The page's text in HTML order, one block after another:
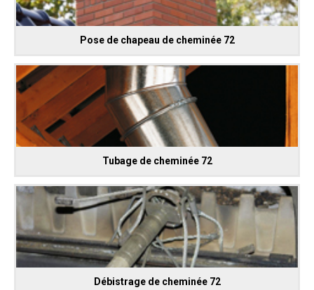
Pose de chapeau de cheminée 72
Tubage de cheminée 72
Débistrage de cheminée 72